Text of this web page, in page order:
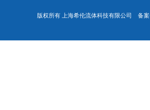
版权所有 上海希伦流体科技有限公司 备